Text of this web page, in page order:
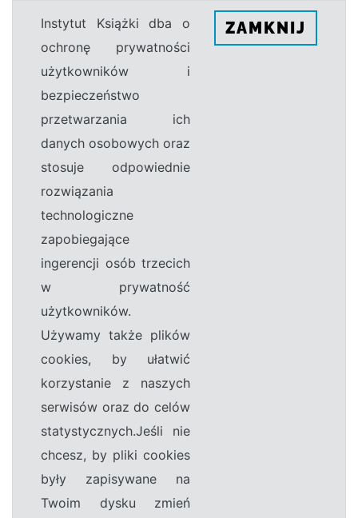
Instytut Książki dba o
ochronę prywatności
użytkowników i
bezpieczeństwo
przetwarzania ich
danych osobowych oraz
stosuje odpowiednie
rozwiązania
technologiczne
zapobiegające
ingerencji osób trzecich
w prywatność
użytkowników.
Używamy także plików
cookies, by ułatwić
korzystanie z naszych
serwisów oraz do celów
statystycznych.Jeśli nie
chcesz, by pliki cookies
były zapisywane na
Twoim dysku zmień
ZAMKNIJ